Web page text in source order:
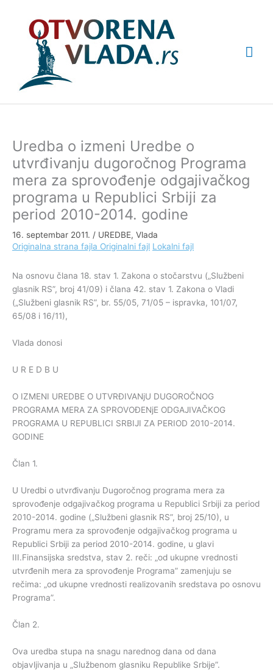
Uredba o izmeni Uredbe o
utvrđivanju dugoročnog Programa
mera za sprovođenje odgajivačkog
programa u Republici Srbiji za
period 2010-2014. godine
16. septembar 2011. / UREDBE, Vlada
Originalna strana fajla Originalni fajl Lokalni fajl
Na osnovu člana 18. stav 1. Zakona o stočarstvu („Službeni
glasnik RS”, broj 41/09) i člana 42. stav 1. Zakona o Vladi
(„Službeni glasnik RS”, br. 55/05, 71/05 – ispravka, 101/07,
65/08 i 16/11),
Vlada donosi
U R E D B U
O IZMENI UREDBE O UTVRĐIVANjU DUGOROČNOG
PROGRAMA MERA ZA SPROVOĐENjE ODGAJIVAČKOG
PROGRAMA U REPUBLICI SRBIJI ZA PERIOD 2010-2014.
GODINE
Član 1.
U Uredbi o utvrđivanju Dugoročnog programa mera za
sprovođenje odgajivačkog programa u Republici Srbiji za period
2010-2014. godine („Službeni glasnik RS”, broj 25/10), u
Programu mera za sprovođenje odgajivačkog programa u
Republici Srbiji za period 2010-2014. godine, u glavi
III.Finansijska sredstva, stav 2. reči: „od ukupne vrednosti
utvrđenih mera za sprovođenje Programa” zamenjuju se
rečima: „od ukupne vrednosti realizovanih sredstava po osnovu
Programa”.
Član 2.
Ova uredba stupa na snagu narednog dana od dana
objavljivanja u „Službenom glasniku Republike Srbije”.